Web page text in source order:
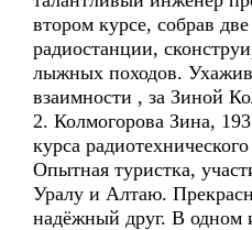
втором курсе, собрав
радиостанции,
лыжных походов.
взаимности , за Зиной
2. Колмогорова Зина,
курса
Опытная туристка,
Уралу и Алтаю.
надёжный друг. В одном